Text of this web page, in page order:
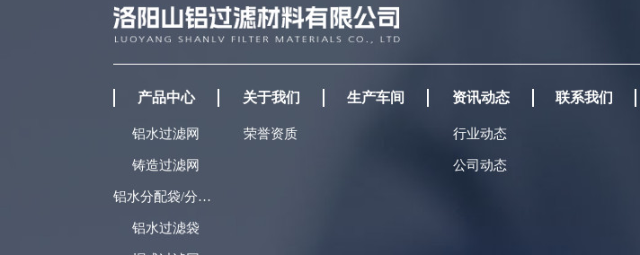
产品中心
铝水过滤网
铸造过滤网
铝水分配袋/分流袋
铝水过滤袋
关于我们
荣誉资质
生产车间 资讯动态
行业动态
公司动态
联系我们